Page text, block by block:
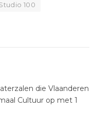
100
die Vlaanderen
Cultuur op met 1